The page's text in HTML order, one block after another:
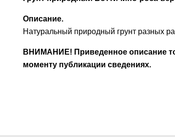
Описание.
Натуральный природный грунт разных
ВНИМАНИЕ! Приведенное описание
моменту публикации сведениях.